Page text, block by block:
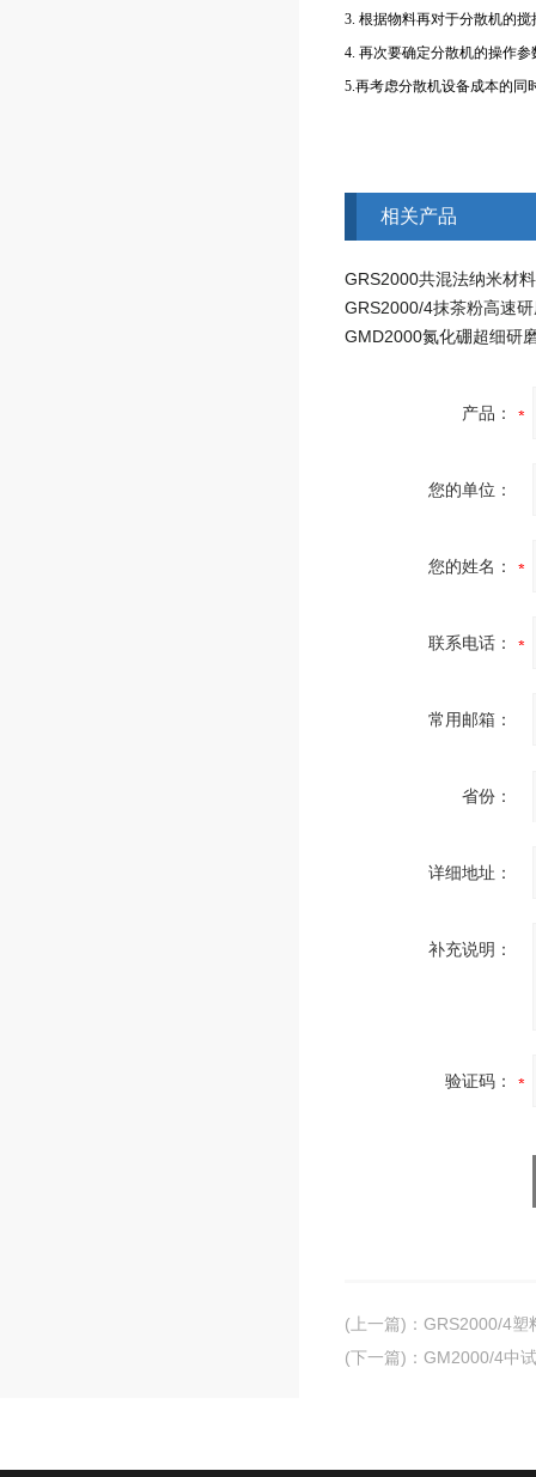
3. 根据物料再对于分散机的搅
4. 再次要确定分散机的操作
5.再考虑分散机设备成本的同
相关产品
GRS2000共混法纳米材
GMD2000氮化硼超细研
产品：
您的单位：
您的姓名：
联系电话：
常用邮箱：
省份：
详细地址：
补充说明：
验证码：
(上一篇) ： GRS2000/4塑
(下一篇) ： GM2000/4中